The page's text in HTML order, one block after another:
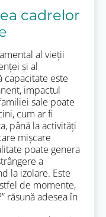
cadrelor
al vieții
și al
capacitate este
impactul
sale poate
cum ar fi
până la activități
mișcare
poate genera
a
la izolare. Este
de momente,
răsună adesea în